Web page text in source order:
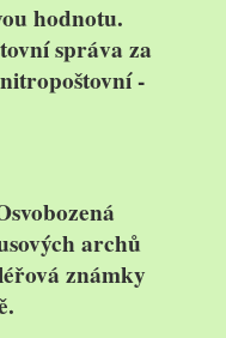
hodnotu.
správa za
-
archů
známky